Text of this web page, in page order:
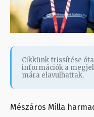
Cikkünk frissítése
információk a
mára elavulhattak.
Mészáros Milla